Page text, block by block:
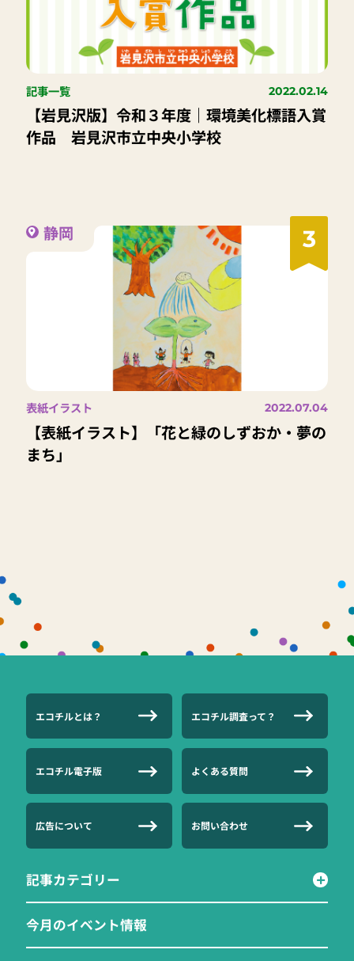
記事一覧 2022.02.14
【岩見沢版】令和３年度｜環境美化標語入賞
作品 岩見沢市立中央小学校
3
静岡
表紙イラスト 2022.07.04
【表紙イラスト】「花と緑のしずおか・夢の
まち」
エコチルとは？ エコチル調査って？
エコチル電子版 よくある質問
広告について お問い合わせ
記事カテゴリー
今月のイベント情報